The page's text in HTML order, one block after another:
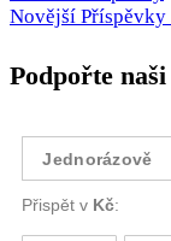
Novější Příspěvky
Podpořte